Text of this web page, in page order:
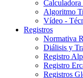
Algoritmo
Vídeo -
Registros
Normativa
Diálisis y
Registro
Registro
Registros